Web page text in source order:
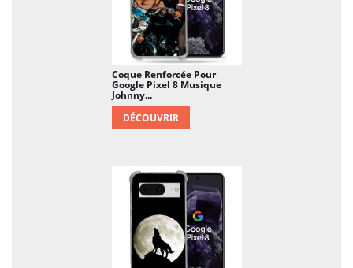
Coque Renforcée Pour
Google Pixel 8 Musique
Johnny...
DÉCOUVRIR